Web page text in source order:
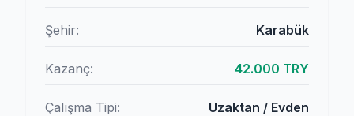
Şehir: Karabük
Kazanç: 42.000 TRY
Çalışma Tipi: Uzaktan / Evden